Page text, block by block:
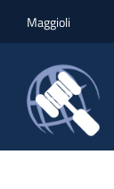
Maggioli